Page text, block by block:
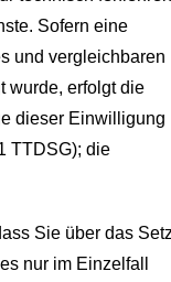
Sofern eine
und vergleichbaren
wurde, erfolgt die
dieser Einwilligung
TTDSG); die
Sie über das
nur im Einzelfall